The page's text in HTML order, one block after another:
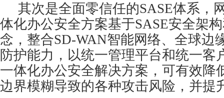
其次是全面零信任的SASE体系，
体化办公安全方案基于SASE安全架
念，整合SD-WAN智能网络、全球边
防护能力，以统一管理平台和统一客
一体化办公安全解决方案，可有效降
边界模糊导致的各种攻击风险，并提